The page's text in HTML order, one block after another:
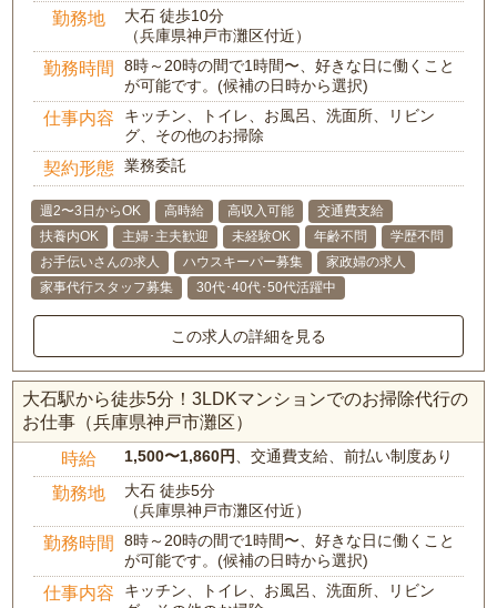
勤務地
大石 徒歩10分
（兵庫県神戸市灘区付近）
勤務時間
8時～20時の間で1時間〜、好きな日に働くこと
が可能です。(候補の日時から選択)
仕事内容
キッチン、トイレ、お風呂、洗面所、リビン
グ、その他のお掃除
契約形態 業務委託
週2〜3日からOK 高時給 高収入可能
交通費支給
扶養内OK
主婦･主夫歓迎 未経験OK 年齢不問
学歴不問
お手伝いさんの求人
ハウスキーパー募集
家政婦の求人
家事代行スタッフ募集
30代･40代･50代活躍中
この求人の詳細を見る
大石駅から徒歩5分！3LDKマンションでのお掃除代行の
お仕事（兵庫県神戸市灘区）
時給 1,500〜1,860円 、交通費支給、前払い制度あり
勤務地
大石 徒歩5分
（兵庫県神戸市灘区付近）
勤務時間
8時～20時の間で1時間〜、好きな日に働くこと
が可能です。(候補の日時から選択)
仕事内容
キッチン、トイレ、お風呂、洗面所、リビン